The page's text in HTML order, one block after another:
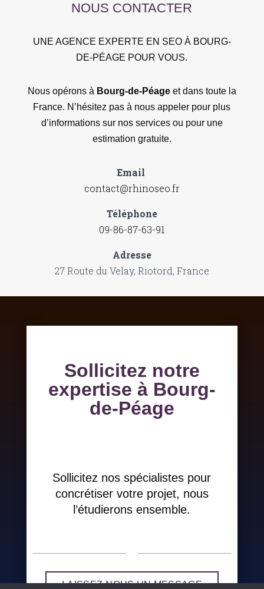
NOUS CONTACTER
UNE AGENCE EXPERTE EN SEO À BOURG-
DE-PÉAGE POUR VOUS.
Nous opérons à Bourg-de-Péageet dans toute la
France. N’hésitez pas à nous appeler pour plus
d’informations sur nos services ou pour une
estimation gratuite.
Email
contact@rhinoseo.fr
Téléphone
09-86-87-63-91
Adresse
27 Route du Velay, Riotord, France
Sollicitez notre
expertise à Bourg-
de-Péage
Sollicitez nos spécialistes pour
concrétiser votre projet, nous
l’étudierons ensemble.
LAISSEZ-NOUS UN MESSAGE